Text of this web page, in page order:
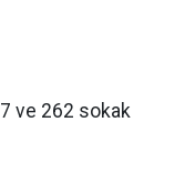
ve 262 sokak